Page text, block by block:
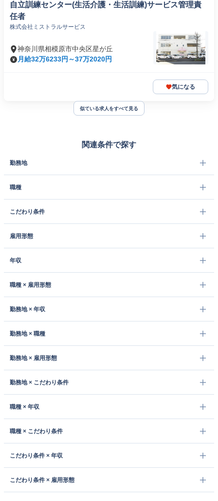
自立訓練センター(生活介護・生活訓練)サービス管理責
任者
株式会社ミストラルサービス
神奈川県相模原市中央区星が丘
月給32万6233円～37万2020円
気になる
似ている求人をすべて見る
関連条件で探す
勤務地
職種
こだわり条件
雇用形態
年収
職種 × 雇用形態
勤務地 × 年収
勤務地 × 職種
勤務地 × 雇用形態
勤務地 × こだわり条件
職種 × 年収
職種 × こだわり条件
こだわり条件 × 年収
こだわり条件 × 雇用形態